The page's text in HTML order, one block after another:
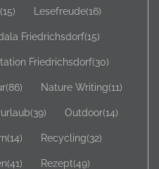
(15) Lesefreude(16)
Friedrichsdorf(15)
Friedrichsdorf(30)
(86) Nature Writing(11)
(39) Outdoor(14)
(14) Recycling(32)
(41) Rezept(49)